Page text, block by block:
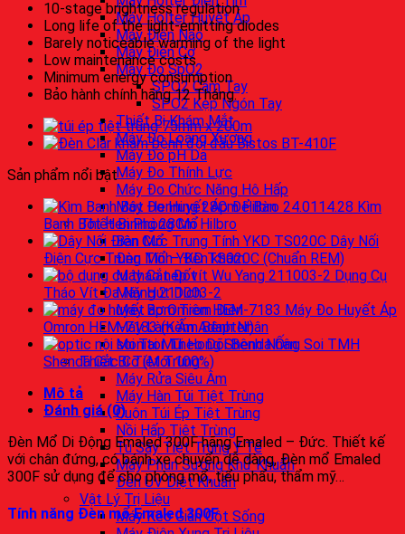
Máy Holter Huyết Áp
Máy Điện Não
Máy Điện Cơ
Máy Đo SpO2
SPO2 Cầm Tay
SPO2 Kẹp Ngón Tay
Thiết Bị Khám Mắt
Máy Đo Loãng Xương
Máy Đo pH Da
Máy Đo Thính Lực
Máy Đo Chức Năng Hô Hấp
Máy Đo Huyết Áp Để Bàn
Thiết Bị Phòng Mổ
Bàn Mổ
Đèn Mổ – Đèn khám
Máy Cắt Đốt
Máy Hút Dịch
Máy Bơm Tiêm Điện
Máy Làm Ấm Bệnh Nhân
Monitor Theo Dõi Bệnh Nhân
Thiết Bị Tiệt Trùng
Máy Rửa Siêu Âm
Máy Hàn Túi Tiệt Trùng
Cuộn Túi Ép Tiệt Trùng
Nồi Hấp Tiệt Trùng
Tủ Sấy Tiệt Trùng Y Tế
Máy Phun Sương Khử Khuẩn
Đèn UV Diệt Khuẩn
Vật Lý Trị Liệu
Máy Kéo Giãn Cột Sống
10-stage brightness regulation
Long life of the light-emitting diodes
Barely noticeable warming of the light
Low maintenance costs
Minimum energy consumption
Bảo hành chính hãng 12 Tháng.
Sản phẩm nổi bật
Kìm
Banh Bột Henning 28Cm Hilbro
Dây Nối
Điện Cực Trung Tính YKD TS020C (Chuẩn REM)
Dụng Cụ
Tháo Vít Đa Năng 211003-2
Máy Đo Huyết Áp
Omron HEM-7183 (Kèm Adapter)
Ống Soi TMH
Shenda Các Cỡ (Mới 100%)
Mô tả
Đánh giá (0)
Đèn Mổ Di Động Emaled 300F hãng Emaled – Đức. Thiết kế
với chân đứng, có bánh xe chuyển dễ dàng, Đèn mổ Emaled
300F sử dụng để cho phòng mổ, tiểu phẩu, thẩm mỹ…
Tính năng Đèn mổ Emaled 300F